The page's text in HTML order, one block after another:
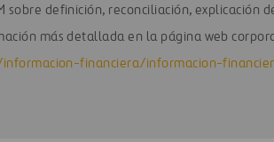
sobre definición, reconciliación, explicación
más detallada en la página web
financiera/informacion-